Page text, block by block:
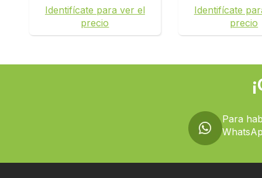
Identifícate para ver el
precio
Identifícate
precio
Para